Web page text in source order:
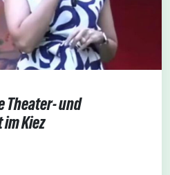
Theater- und
Kiez